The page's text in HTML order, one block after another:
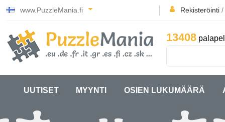
www.PuzzleMania.fi Rekisteröinti /
13408
UUTISET MYYNTI OSIEN LUKUMÄÄRÄ